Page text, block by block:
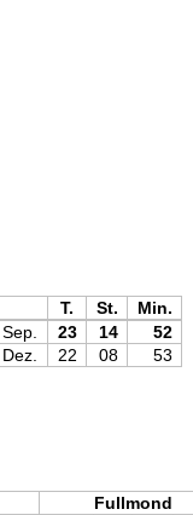
T. St.
Min.
Sep. 23 14
52
Dez. 22 08 53
Fullmond